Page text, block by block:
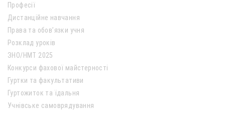
Професії
Дистанційне навчання
Права та обов’язки учня
Розклад уроків
ЗНО/НМТ 2025
Конкурси фахової майстерності
Гуртки та факультативи
Гуртожиток та їдальня
Учнівське самоврядування